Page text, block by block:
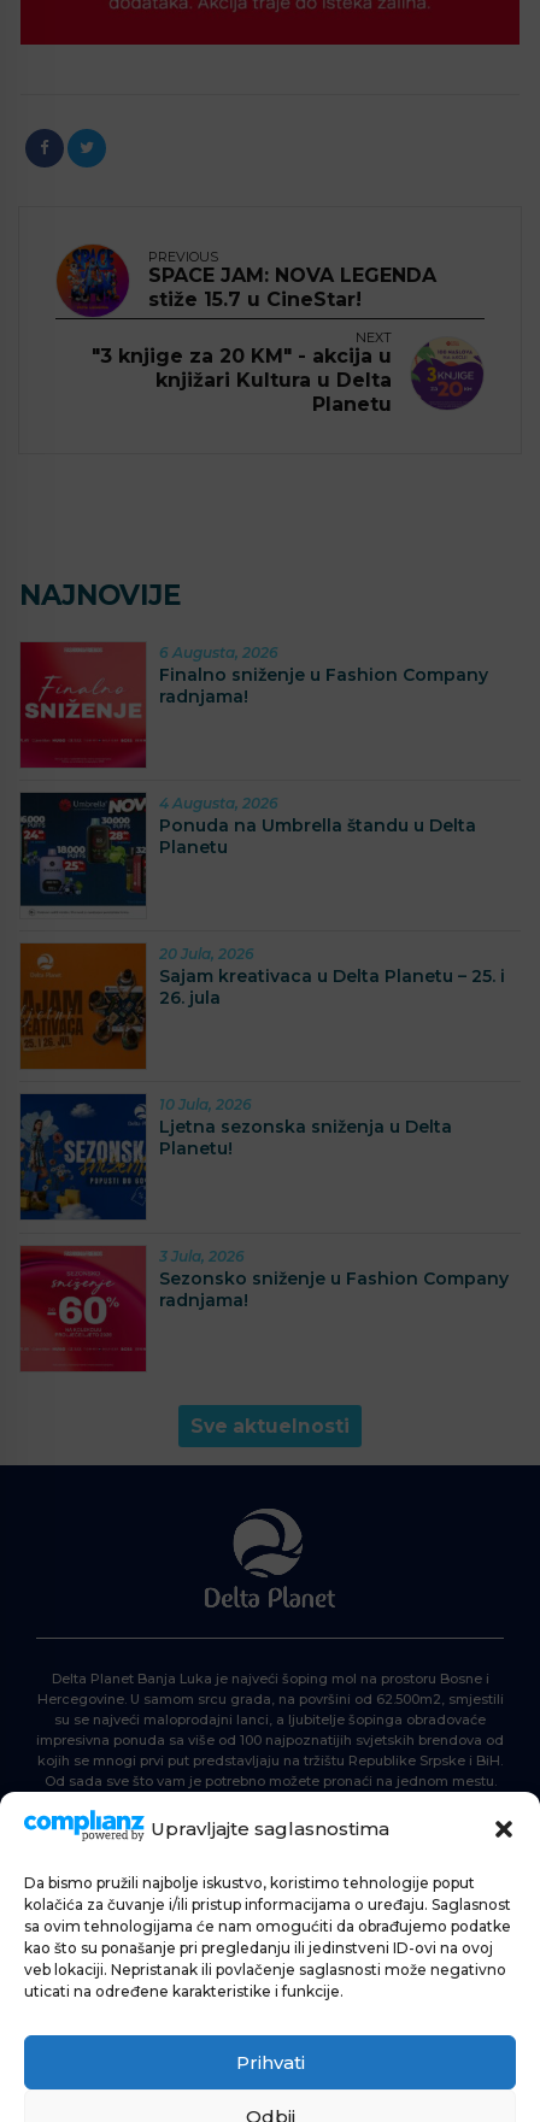
Upravljajte saglasnostima
Da bismo pružili najbolje iskustvo, koristimo tehnologije poput
kolačića za čuvanje i/ili pristup informacijama o uređaju. Saglasnost
sa ovim tehnologijama će nam omogućiti da obrađujemo podatke
kao što su ponašanje pri pregledanju ili jedinstveni ID-ovi na ovoj
veb lokaciji. Nepristanak ili povlačenje saglasnosti može negativno
uticati na određene karakteristike i funkcije.
Prihvati
Odbij
PREVIOUS
SPACE JAM: NOVA LEGENDA
stiže 15.7 u CineStar!
NEXT
"3 knjige za 20 KM" - akcija u
knjižari Kultura u Delta
Planetu
NAJNOVIJE
6 Augusta, 2026
Finalno sniženje u Fashion Company
radnjama!
4 Augusta, 2026
Ponuda na Umbrella štandu u Delta
Planetu
20 Jula, 2026
Sajam kreativaca u Delta Planetu – 25. i
26. jula
10 Jula, 2026
Ljetna sezonska sniženja u Delta
Planetu!
3 Jula, 2026
Sezonsko sniženje u Fashion Company
radnjama!
Sve aktuelnosti
Delta Planet Banja Luka je najveći šoping mol na prostoru Bosne i
Hercegovine. U samom srcu grada, na površini od 62.500m2, smjestili
su se najveći maloprodajni lanci, a ljubitelje šopinga obradovaće
impresivna ponuda sa više od 100 najpoznatijih svjetskih brendova od
kojih se mnogi prvi put predstavljaju na tržištu Republike Srpske i BiH.
Od sada sve što vam je potrebno možete pronaći na jednom mestu.
POČETNA
ŠOPING
AKTUELNOSTI
ZABAVA